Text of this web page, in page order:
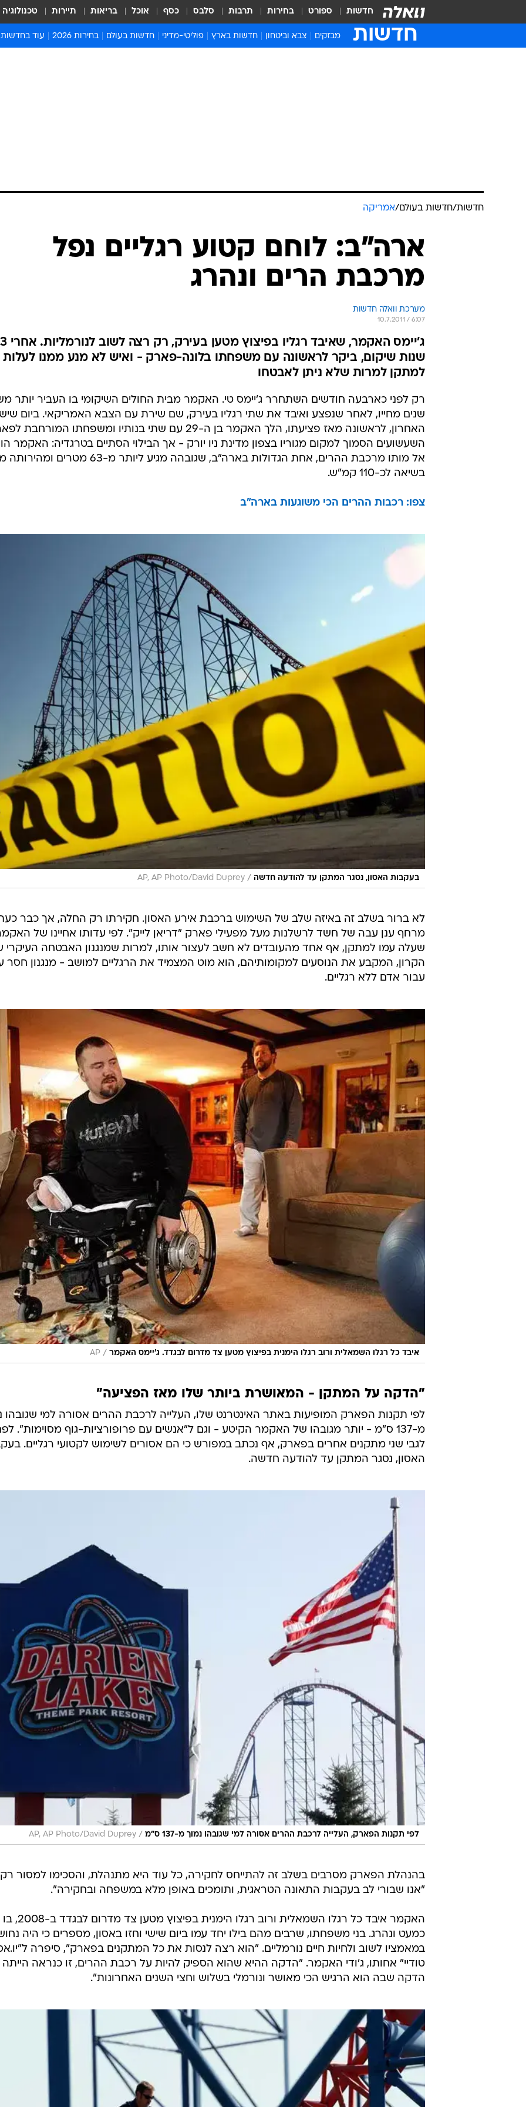
חדשות ספורט בחירות תרבות סלבס כסף אוכל בריאות תיירות טכנולוגיה
חדשות מבזקים צבא וביטחון חדשות בארץ פוליטי-מדיני חדשות בעולם בחירות 2026 עוד בחדשות
חדשות/חדשות בעולם/אמריקה
ארה"ב: לוחם קטוע רגליים נפל
מרכבת הרים ונהרג
מערכת וואלה חדשות
10.7.2011 / 6:07
ג'יימס האקמר, שאיבד רגליו בפיצוץ מטען בעירק, רק רצה לשוב לנורמליות. אחרי 3
שנות שיקום, ביקר לראשונה עם משפחתו בלונה-פארק - ואיש לא מנע ממנו לעלות
למתקן למרות שלא ניתן לאבטחו
רק לפני כארבעה חודשים השתחרר ג'יימס טי. האקמר מבית החולים השיקומי בו העביר יותר
שנים מחייו, לאחר שנפצע ואיבד את שתי רגליו בעירק, שם שירת עם הצבא האמריקאי. ביום
האחרון, לראשונה מאז פציעתו, הלך האקמר בן ה-29 עם שתי בנותיו ומשפחתו המורחבת
השעשועים הסמוך למקום מגוריו בצפון מדינת ניו יורק - אך הבילוי הסתיים בטרגדיה: האקמר
אל מותו מרכבת ההרים, אחת הגדולות בארה"ב, שגובהה מגיע ליותר מ-63
בשיאה לכ-110 קמ"ש.
צפו: רכבות ההרים הכי משוגעות בארה"ב
בעקבות האסון, נסגר המתקן עד להודעה חדשה /
AP, AP Photo/David Duprey
לא ברור בשלב זה באיזה שלב של השימוש ברכבת אירע האסון. חקירתו רק החלה, אך כבר
מרחף ענן עבה של חשד לרשלנות מעל מפעילי פארק "דריאן לייק". לפי עדותו אחיינו של
שעלה עמו למתקן, אף אחד מהעובדים לא חשב לעצור אותו, למרות שמנגנון האבטחה העיקרי
הקרון, המקבע את הנוסעים למקומותיהם, הוא מוט המצמיד את הרגליים למושב - מנגנון חסר
עבור אדם ללא רגליים.
איבד כל רגלו השמאלית ורוב רגלו הימנית בפיצוץ מטען צד מדרום לבגדד. ג'יימס האקמר /
AP
"הדקה על המתקן - המאושרת ביותר שלו מאז הפציעה"
לפי תקנות הפארק המופיעות באתר האינטרנט שלו, העלייה לרכבת ההרים אסורה למי שגובהו
מ-137 ס"מ - יותר מגובהו של האקמר הקיטע - וגם ל"אנשים עם פרופורציות-גוף מסוימות".
לגבי שני מתקנים אחרים בפארק, אף נכתב במפורש כי הם אסורים לשימוש לקטועי רגליים.
האסון, נסגר המתקן עד להודעה חדשה.
לפי תקנות הפארק, העלייה לרכבת ההרים אסורה למי שגובהו נמוך מ-137 ס"מ /
AP, AP Photo/David Duprey
בהנהלת הפארק מסרבים בשלב זה להתייחס לחקירה, כל עוד היא מתנהלת, והסכימו למסור רק
"אנו שבורי לב בעקבות התאונה הטראגית, ותומכים באופן מלא במשפחה ובחקירה".
האקמר איבד כל רגלו השמאלית ורוב רגלו הימנית בפיצוץ מטען צד מדרום לבגדד ב-2008, בו
כמעט ונהרג. בני משפחתו, שרבים מהם בילו יחד עמו ביום שישי וחזו באסון, מספרים כי היה
במאמציו לשוב ולחיות חיים נורמליים. "הוא רצה לנסות את כל המתקנים בפארק", סיפרה
טודיי" אחותו, ג'ודי האקמר. "הדקה ההיא שהוא הספיק להיות על רכבת ההרים, זו כנראה הייתה
הדקה שבה הוא הרגיש הכי מאושר ונורמלי בשלוש וחצי השנים האחרונות".